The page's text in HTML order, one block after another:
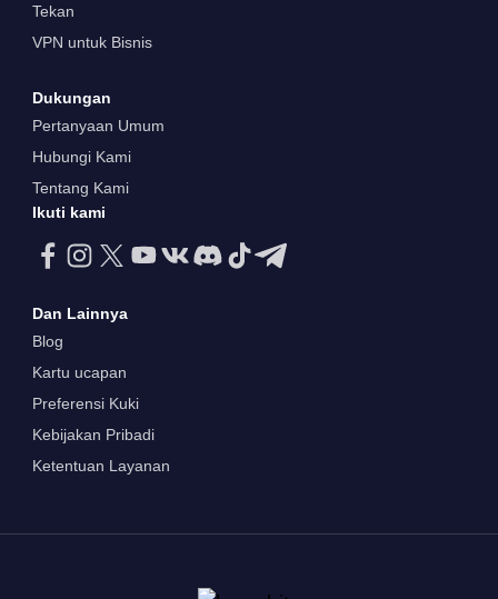
Tekan
VPN untuk Bisnis
Dukungan
Pertanyaan Umum
Hubungi Kami
Tentang Kami
Ikuti kami
Dan Lainnya
Blog
Kartu ucapan
Preferensi Kuki
Kebijakan Pribadi
Ketentuan Layanan